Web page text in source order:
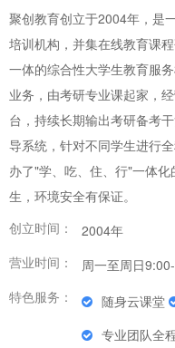
聚创教育创立于2004年，是
培训机构，并集在线教育课
一体的综合性大学生教育服
业务，由考研专业课起家，
台，持续长期输出考研备考
导系统，针对不同学生进行
办了"学、吃、住、行"一体
生，环境安全有保证。
创立时间：
2004年
营业时间：
周一至周日
特色服务：
随身云课堂
专业团队全